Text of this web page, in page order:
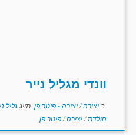
וונדי מגליל נייר
ב יצירה/יצירה - פיטר פן תויגגליל
הולדת/יצירה/פיטר פן